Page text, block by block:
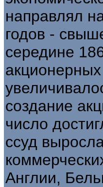
направлял
годов -
середине
создание
число
ссуд
Англии,